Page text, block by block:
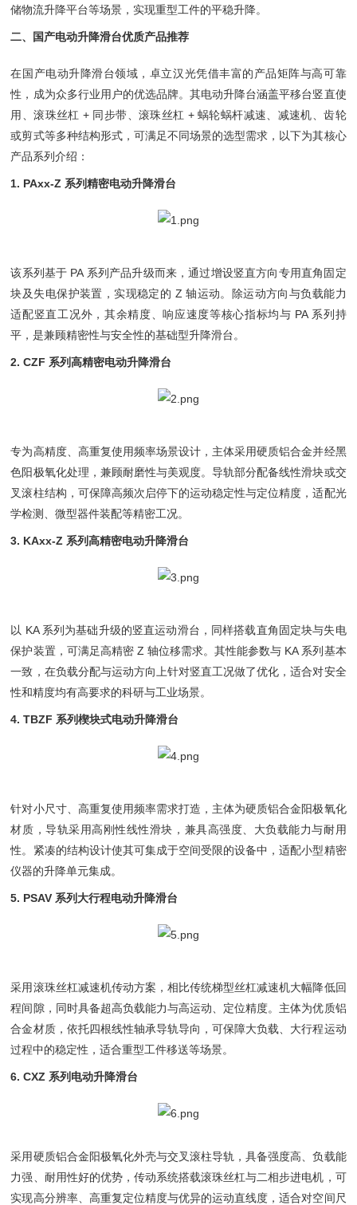
储物流升降平台等场景，实现重型工件的平稳升降。
二、国产电动升降滑台优质产品推荐
在国产电动升降滑台领域，卓立汉光凭借丰富的产品矩阵与高可靠
性，成为众多行业用户的优选品牌。其电动升降台涵盖平移台竖直使
用、滚珠丝杠 + 同步带、滚珠丝杠 + 蜗轮蜗杆减速、减速机、齿轮
或剪式等多种结构形式，可满足不同场景的选型需求，以下为其核心
产品系列介绍：
1. PAxx-Z 系列精密电动升降滑台
该系列基于 PA 系列产品升级而来，通过增设竖直方向专用直角固定
块及失电保护装置，实现稳定的 Z 轴运动。除运动方向与负载能力
适配竖直工况外，其余精度、响应速度等核心指标均与 PA 系列持
平，是兼顾精密性与安全性的基础型升降滑台。
2. CZF 系列高精密电动升降滑台
专为高精度、高重复使用频率场景设计，主体采用硬质铝合金并经黑
色阳极氧化处理，兼顾耐磨性与美观度。导轨部分配备线性滑块或交
叉滚柱结构，可保障高频次启停下的运动稳定性与定位精度，适配光
学检测、微型器件装配等精密工况。
3. KAxx-Z 系列高精密电动升降滑台
以 KA 系列为基础升级的竖直运动滑台，同样搭载直角固定块与失电
保护装置，可满足高精密 Z 轴位移需求。其性能参数与 KA 系列基本
一致，在负载分配与运动方向上针对竖直工况做了优化，适合对安全
性和精度均有高要求的科研与工业场景。
4. TBZF 系列楔块式电动升降滑台
针对小尺寸、高重复使用频率需求打造，主体为硬质铝合金阳极氧化
材质，导轨采用高刚性线性滑块，兼具高强度、大负载能力与耐用
性。紧凑的结构设计使其可集成于空间受限的设备中，适配小型精密
仪器的升降单元集成。
5. PSAV 系列大行程电动升降滑台
采用滚珠丝杠减速机传动方案，相比传统梯型丝杠减速机大幅降低回
程间隙，同时具备超高负载能力与高运动、定位精度。主体为优质铝
合金材质，依托四根线性轴承导轨导向，可保障大负载、大行程运动
过程中的稳定性，适合重型工件移送等场景。
6. CXZ 系列电动升降滑台
采用硬质铝合金阳极氧化外壳与交叉滚柱导轨，具备强度高、负载能
力强、耐用性好的优势，传动系统搭载滚珠丝杠与二相步进电机，可
实现高分辨率、高重复定位精度与优异的运动直线度，适合对空间尺